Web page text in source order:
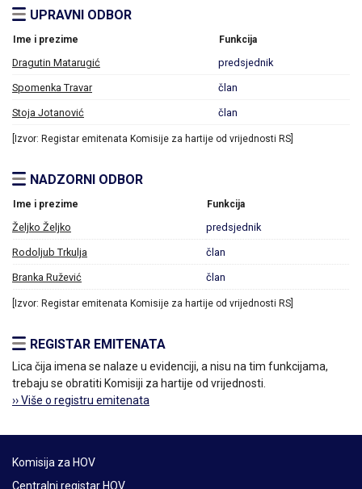
UPRAVNI ODBOR
Ime i prezime Funkcija
Dragutin Matarugić predsjednik
Spomenka Travar član
Stoja Jotanović član
[Izvor: Registar emitenata Komisije za hartije od vrijednosti RS]
NADZORNI ODBOR
Ime i prezime Funkcija
Željko Željko predsjednik
Rodoljub Trkulja član
Branka Ružević član
[Izvor: Registar emitenata Komisije za hartije od vrijednosti RS]
REGISTAR EMITENATA
Lica čija imena se nalaze u evidenciji, a nisu na tim funkcijama,
trebaju se obratiti Komisiji za hartije od vrijednosti.
›› Više o registru emitenata
Komisija za HOV
Centralni registar HOV